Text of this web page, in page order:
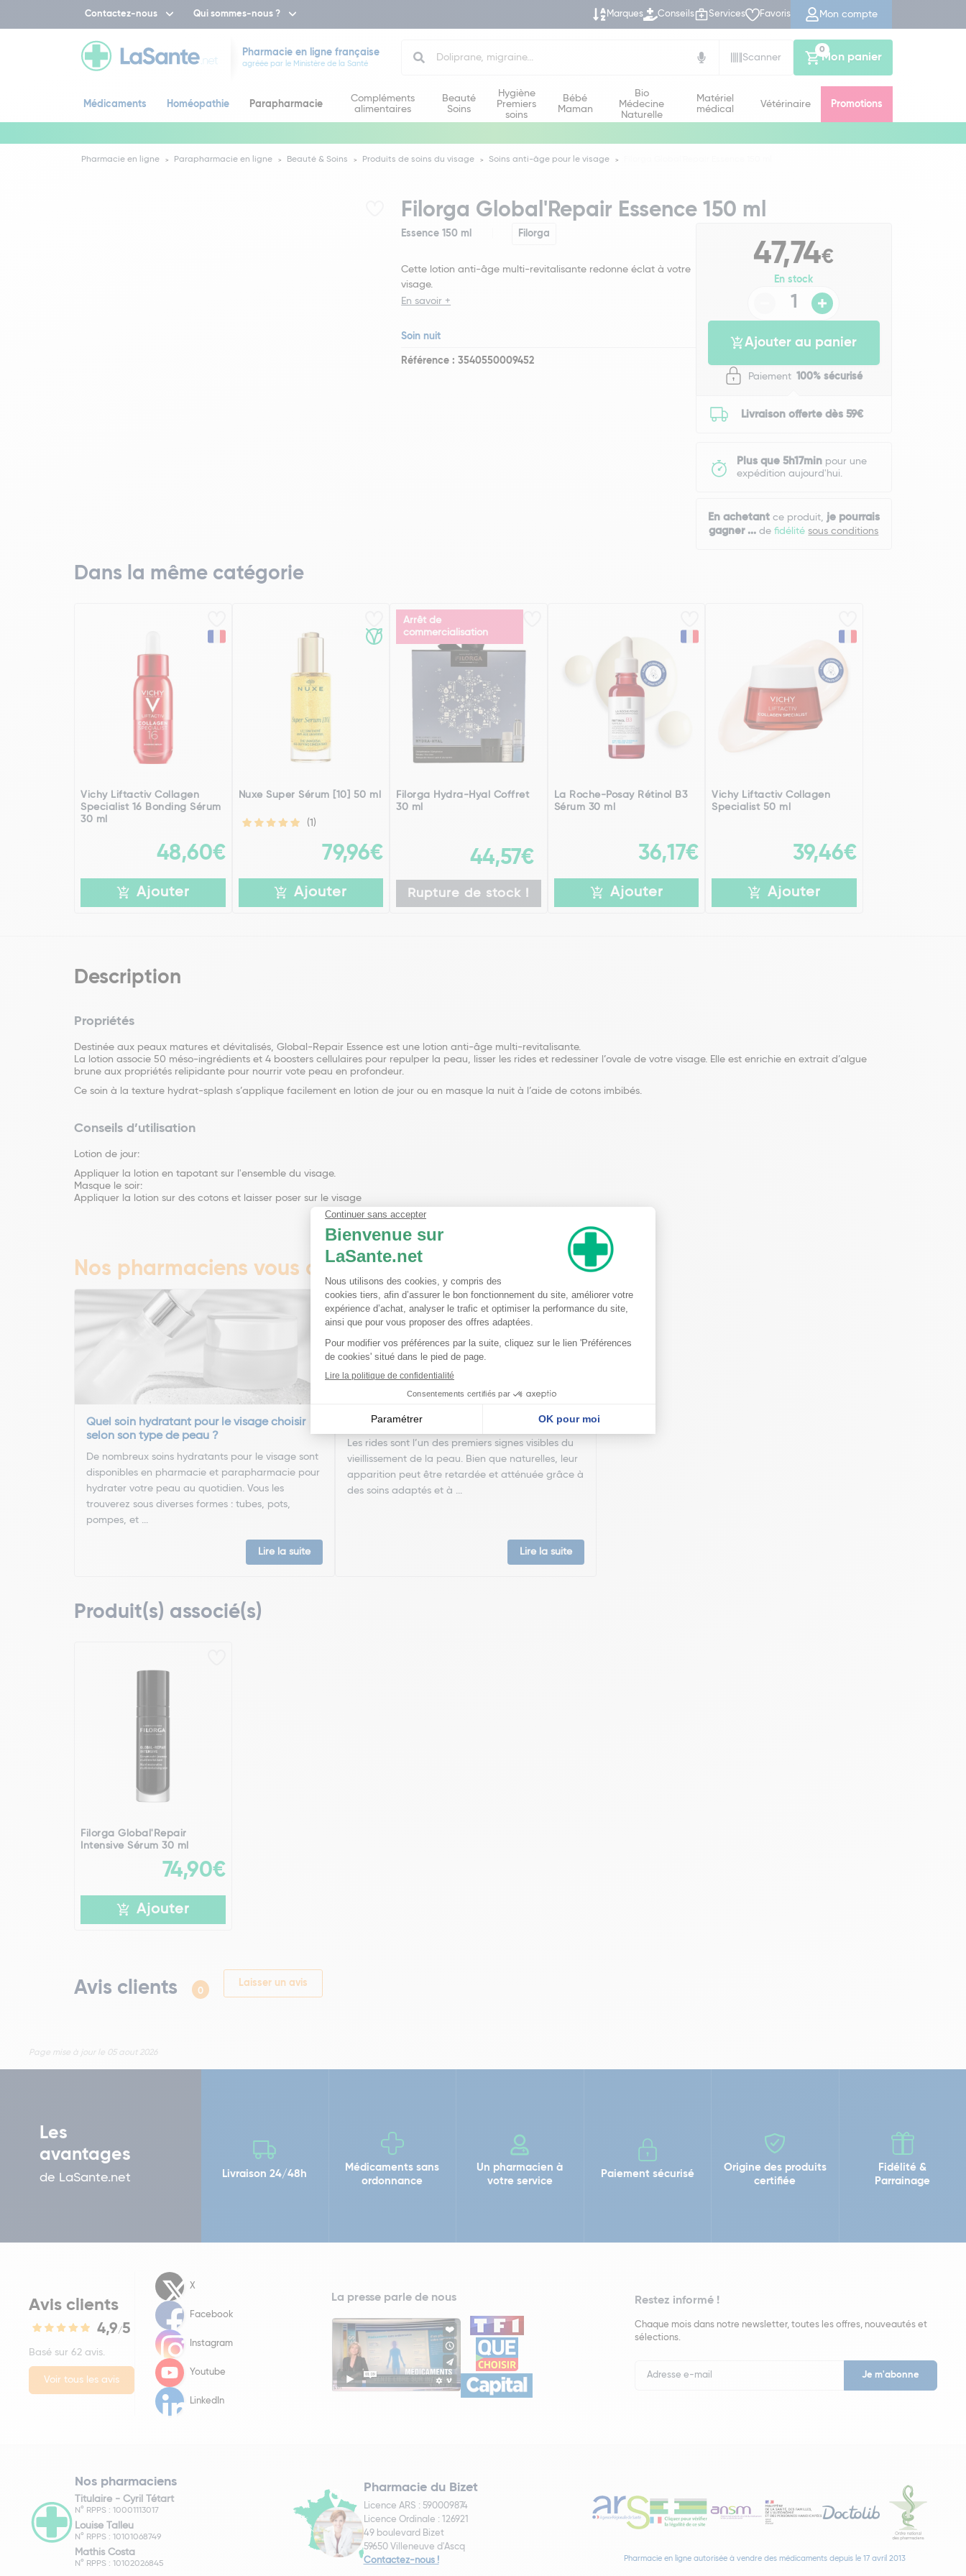
Contactez-nous Qui sommes-nous ? Marques Conseils Services Favoris Mon compte
Pharmacie en ligne française
agréée par le Ministère de la Santé
Scanner
Mon panier
0
Médicaments Homéopathie Parapharmacie
Compléments
alimentaires
Beauté
Soins
Hygiène
Premiers
soins
Bébé
Maman
Bio
Médecine
Naturelle
Matériel
médical
Vétérinaire Promotions
Pharmacie en ligne Parapharmacie en ligne Beauté & Soins Produits de soins du visage Soins anti-âge pour le visage
Filorga Global'Repair Essence 150 ml
Essence 150 ml Filorga
Cette lotion anti-âge multi-revitalisante redonne éclat à votre
visage.
En savoir +
Soin nuit
Référence : 3540550009452
47,74€
En stock
Ajouter au panier
Paiement 100% sécurisé
Livraison offerte dès 59€
Plus que 5h17minpour une
expédition aujourd'hui.
En achetantce produit, je pourrais
gagner ... defidélitésous conditions
Dans la même catégorie
Vichy Liftactiv Collagen
Specialist 16 Bonding Sérum
30 ml
48,60€
Ajouter
Nuxe Super Sérum [10] 50 ml
(1)
79,96€
Ajouter
Arrêt de
commercialisation
Filorga Hydra-Hyal Coffret
30 ml
44,57€
Rupture de stock !
La Roche-Posay Rétinol B3
Sérum 30 ml
36,17€
Ajouter
Vichy Liftactiv Collagen
Specialist 50 ml
39,46€
Ajouter
Description
Propriétés
Destinée aux peaux matures et dévitalisés, Global-Repair Essence est une lotion anti-âge multi-revitalisante.
La lotion associe 50 méso-ingrédients et 4 boosters cellulaires pour repulper la peau, lisser les rides et redessiner l’ovale de votre visage. Elle est enrichie en extrait d’algue
brune aux propriétés relipidante pour nourrir vote peau en profondeur.
Ce soin à la texture hydrat-splash s’applique facilement en lotion de jour ou en masque la nuit à l’aide de cotons imbibés.
Conseils d’utilisation
Lotion de jour:
Appliquer la lotion en tapotant sur l'ensemble du visage.
Masque le soir:
Appliquer la lotion sur des cotons et laisser poser sur le visage
Nos pharmaciens vous conseillent
Quel soin hydratant pour le visage choisir
selon son type de peau ?
De nombreux soins hydratants pour le visage sont
disponibles en pharmacie et parapharmacie pour
hydrater votre peau au quotidien. Vous les
trouverez sous diverses formes : tubes, pots,
pompes, et ...
Lire la suite
Lutter contre les rides
Les rides sont l’un des premiers signes visibles du
vieillissement de la peau. Bien que naturelles, leur
apparition peut être retardée et atténuée grâce à
des soins adaptés et à ...
Lire la suite
Produit(s) associé(s)
Filorga Global'Repair
Intensive Sérum 30 ml
74,90€
Ajouter
Avis clients 0
Laisser un avis
Page mise à jour le 05 aout 2026
Les
avantages
de LaSante.net Livraison 24/48h
Médicaments sans
ordonnance
Un pharmacien à
votre service
Paiement sécurisé
Origine des produits
certifiée
Fidélité &
Parrainage
Avis clients
4,9/5
Basé sur 62 avis.
Voir tous les avis
X
Facebook
Instagram
Youtube
LinkedIn
La presse parle de nous Restez informé !
Chaque mois dans notre newsletter, toutes les offres, nouveautés et
sélections.
Newsletter
Nos pharmaciens
Titulaire - Cyril Tétart
N° RPPS : 10001113017
Louise Talleu
N° RPPS : 10101068749
Mathis Costa
N° RPPS : 10102026845
Pharmacie du Bizet
Licence ARS : 590009874
Licence Ordinale : 126921
49 boulevard Bizet
59650 Villeneuve d'Ascq
Contactez-nous !
Pharmacie en ligne autorisée à vendre des médicaments depuis le 17 avril 2013